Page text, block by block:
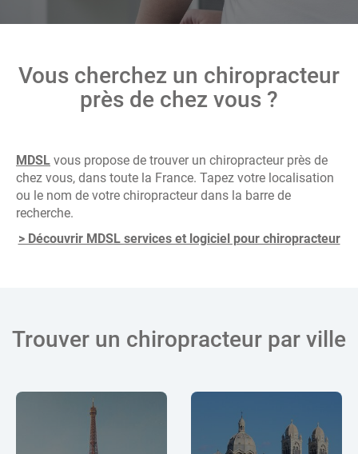
Vous cherchez un chiropracteur
près de chez vous ?
MDSL vous propose de trouver un chiropracteur près de
chez vous, dans toute la France. Tapez votre localisation
ou le nom de votre chiropracteur dans la barre de
recherche.
> Découvrir MDSL services et logiciel pour chiropracteur
Trouver un chiropracteur par ville